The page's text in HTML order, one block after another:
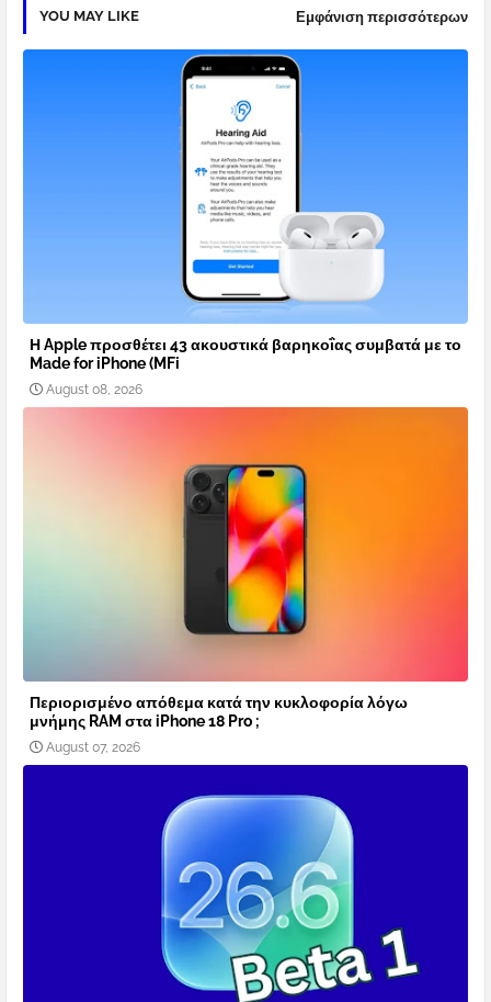
YOU MAY LIKE Εμφάνιση περισσότερων
Η Apple προσθέτει 43 ακουστικά βαρηκοΐας συμβατά με το
Made for iPhone (MFi
August 08, 2026
Περιορισμένο απόθεμα κατά την κυκλοφορία λόγω
μνήμης RAM στα iPhone 18 Pro ;
August 07, 2026